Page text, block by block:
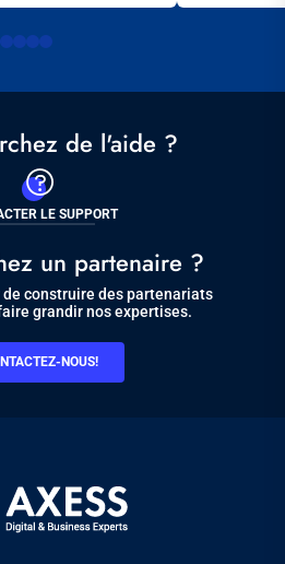
de l'aide ?
LE SUPPORT
un partenaire ?
construire des partenariats
grandir nos expertises.
NOUS!